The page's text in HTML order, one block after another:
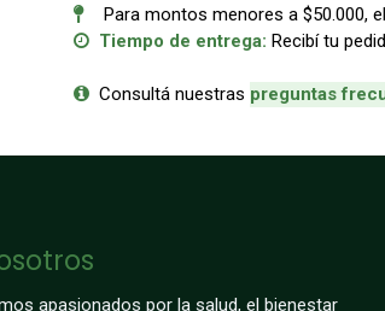
Para montos menores a $50.000,
Tiempo de entrega: Recibí tu
Consultá nuestras preguntas
apasionados por la salud, el bienestar